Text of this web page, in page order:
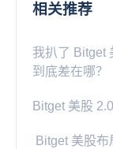
相关推荐
我扒了 Bitget
到底差在哪？
Bitget 美股
Bitget 美股布